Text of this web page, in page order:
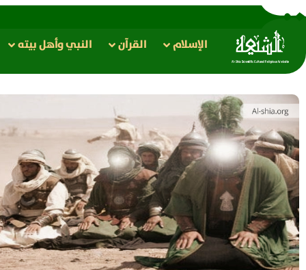
الإسلام القرآن النبي وأهل بيته